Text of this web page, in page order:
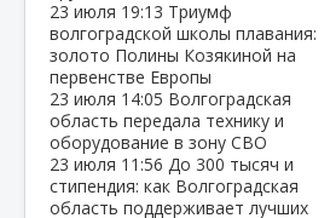
23 июля 19:13 Триумф
волгоградской школы плавания:
золото Полины Козякиной на
первенстве Европы
23 июля 14:05 Волгоградская
область передала технику и
оборудование в зону СВО
23 июля 11:56 До 300 тысяч и
стипендия: как Волгоградская
область поддерживает лучших